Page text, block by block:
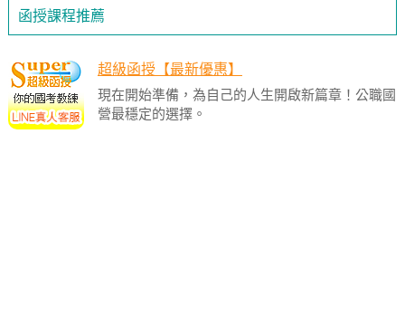
函授課程推薦
超級函授【最新優惠】
現在開始準備，為自己的人生開啟新篇章！公職國
營最穩定的選擇。